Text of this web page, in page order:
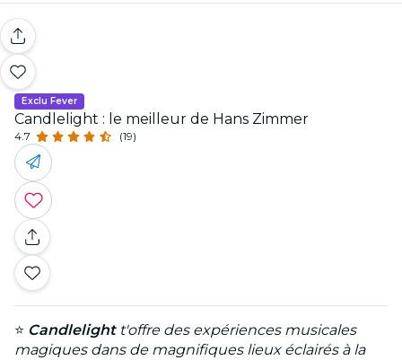
Exclu Fever
Candlelight : le meilleur de Hans Zimmer
4.7 (19)
⭐ Candlelightt'offre des expériences musicales
magiques dans de magnifiques lieux éclairés à la